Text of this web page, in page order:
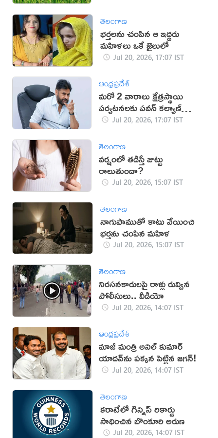
తెలంగాణ
భర్తలను చంపిన ఆ ఇద్దరు
మహిళలు ఒకే జైలులో
Jul 20, 2026, 17:07 IST
ఆంధ్రప్రదేశ్
మరో 2 వారాలు క్షేత్రస్థాయి
పర్యటనలకు పవన్ కల్యాణ్
దూరంJul 20, 2026, 17:07 IST
తెలంగాణ
వర్షంలో తడిస్తే జుట్టు
రాలుతుందా?
Jul 20, 2026, 15:07 IST
తెలంగాణ
నాగుపాముతో కాటు వేయించి
భర్తను చంపిన మహిళ
Jul 20, 2026, 15:07 IST
తెలంగాణ
నిరసనకారులపై రాళ్లు రువ్విన
పోలీసులు.. వీడియో
Jul 20, 2026, 14:07 IST
ఆంధ్రప్రదేశ్
మాజీ మంత్రి అనిల్ కుమార్
యాదవ్‌ను పక్కన పెట్టిన జగన్!
Jul 20, 2026, 14:07 IST
తెలంగాణ
కరాటేలో గిన్నిస్ రికార్డు
సాధించిన బొంకూరి అరుణ
Jul 20, 2026, 14:07 IST